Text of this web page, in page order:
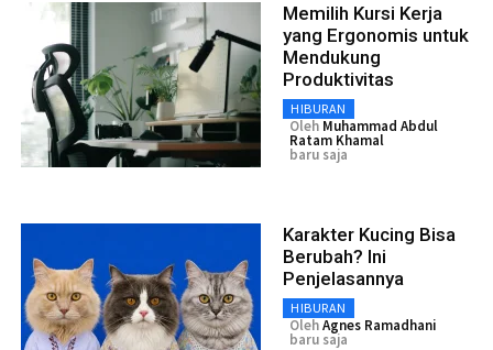
Memilih Kursi Kerja
yang Ergonomis untuk
Mendukung
Produktivitas
HIBURAN
Oleh Muhammad Abdul
Ratam Khamal
baru saja
Karakter Kucing Bisa
Berubah? Ini
Penjelasannya
HIBURAN
OlehAgnes Ramadhani
baru saja